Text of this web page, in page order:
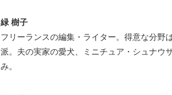
緑 樹子
フリーランスの編集・ライター。得意な分野
派。夫の実家の愛犬、ミニチュア・シュナウ
み。